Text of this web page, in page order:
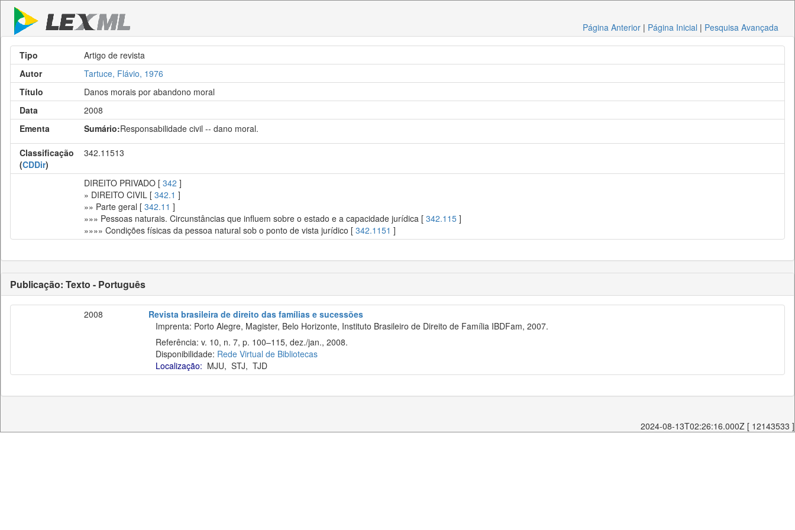
Página Anterior | Página Inicial | Pesquisa Avançada
Tipo
Artigo de revista
Autor
Tartuce, Flávio, 1976
Título
Danos morais por abandono moral
Data
2008
Ementa
Sumário:Responsabilidade civil -- dano moral.
Classificação
(CDDir)
342.11513
DIREITO PRIVADO [ 342 ]
» DIREITO CIVIL [ 342.1 ]
»» Parte geral [ 342.11 ]
»»» Pessoas naturais. Circunstâncias que influem sobre o estado e a capacidade jurídica [ 342.115 ]
»»»» Condições físicas da pessoa natural sob o ponto de vista jurídico [ 342.1151 ]
Publicação: Texto - Português
2008
Revista brasileira de direito das famílias e sucessões
Imprenta: Porto Alegre, Magister, Belo Horizonte, Instituto Brasileiro de Direito de Família IBDFam, 2007.
Referência: v. 10, n. 7, p. 100–115, dez./jan., 2008.
Disponibilidade: Rede Virtual de Bibliotecas
Localização: MJU, STJ, TJD
2024-08-13T02:26:16.000Z [ 12143533 ]